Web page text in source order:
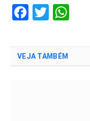
Facebook
Twitter
VEJA TAMBÉM